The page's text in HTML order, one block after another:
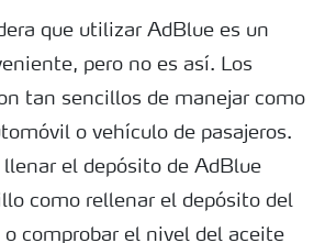
AdBlue®?
que utilizar AdBlue es un
pero no es así. Los
tan sencillos de manejar como
o vehículo de pasajeros.
llenar el depósito de AdBlue
como rellenar el depósito del
comprobar el nivel del aceite